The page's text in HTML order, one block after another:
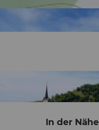
In der Nähe